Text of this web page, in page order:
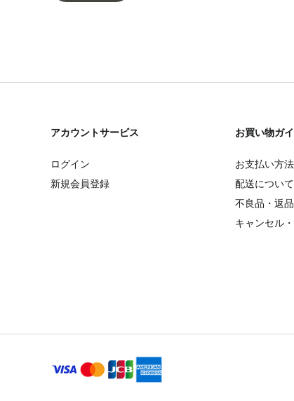
アカウントサービス
ログイン
新規会員登録
お買い物ガ
お支払い方法
配送について
不良品・返
キャンセル